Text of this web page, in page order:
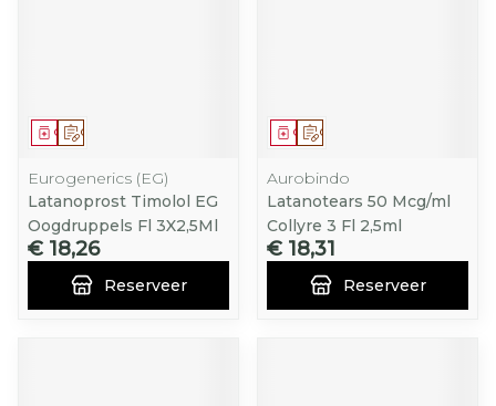
Op voorschrift
Geneesmiddel
Eurogenerics (EG)
Latanoprost Timolol EG
Oogdruppels Fl 3X2,5Ml
€ 18,26
Reserveer
Op voorschrift
Geneesmiddel
Aurobindo
Latanotears 50 Mcg/ml
Collyre 3 Fl 2,5ml
€ 18,31
Reserveer